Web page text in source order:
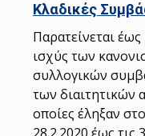
Κλαδικές
Παρατείνεται έως
ισχύς των
συλλογικών
των διαιτητικών
οποίες έληξαν
28.2.2020 έως τις